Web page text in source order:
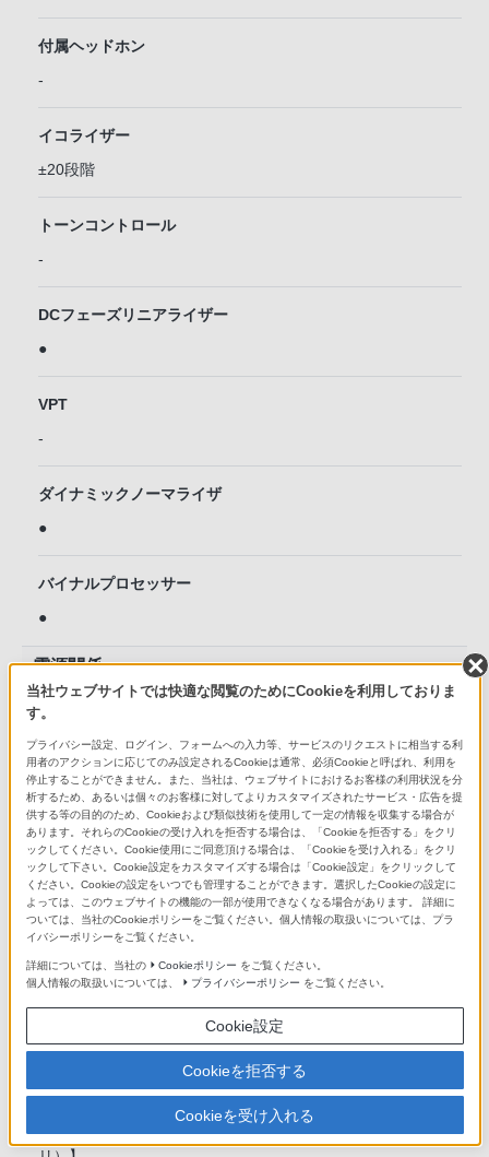
付属ヘッドホン
-
イコライザー
±20段階
トーンコントロール
-
DCフェーズリニアライザー
●
VPT
-
ダイナミックノーマライザ
●
バイナルプロセッサー
●
電源関係
充電池
内蔵型リチウムイオン
USB充電 充電時間（約/時間）
約3.5時間（満充電）
約3時間（約80%まで充電）
充電池持続時間（約/時間）
●MP3 128kbps 約36時間
●FLAC 192kHz/24bit 約32時間
●DSD 2.8224MHz/1bit 約28時間
●DSD 5.6448MHz/1bit 約22時間
●DSD 11.2896MHz/1bit 約14時間
【音楽再生時（W.ミュージック以外の音楽サービスアプ
当社ウェブサイトでは快適な閲覧のためにCookieを利用しておりま
す。
プライバシー設定、ログイン、フォームへの入力等、サービスのリクエストに相当する利
用者のアクションに応じてのみ設定されるCookieは通常、必須Cookieと呼ばれ、利用を
停止することができません。また、当社は、ウェブサイトにおけるお客様の利用状況を分
析するため、あるいは個々のお客様に対してよりカスタマイズされたサービス・広告を提
供する等の目的のため、Cookieおよび類似技術を使用して一定の情報を収集する場合が
あります。それらのCookieの受け入れを拒否する場合は、「Cookieを拒否する」をクリ
ックしてください。Cookie使用にご同意頂ける場合は、「Cookieを受け入れる」をクリ
ックして下さい。Cookie設定をカスタマイズする場合は「Cookie設定」をクリックして
ください。Cookieの設定をいつでも管理することができます。選択したCookieの設定に
よっては、このウェブサイトの機能の一部が使用できなくなる場合があります。 詳細に
ついては、当社のCookieポリシーをご覧ください。個人情報の取扱いについては、プラ
イバシーポリシーをご覧ください。
詳細については、当社の Cookieポリシー をご覧ください。
個人情報の取扱いについては、
プライバシーポリシー をご覧ください。
Cookie設定
Cookieを拒否する
Cookieを受け入れる